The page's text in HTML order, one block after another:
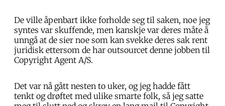
De ville åpenbart ikke forholde seg til saken, noe jeg
syntes var skuffende, men kanskje var deres måte å
unngå at de sier noe som kan svekke deres sak rent
juridisk ettersom de har outsourcet denne jobben til
Copyright Agent A/S.
Det var nå gått nesten to uker, og jeg hadde fått
tenkt og drøftet med ulike smarte folk, så jeg satte